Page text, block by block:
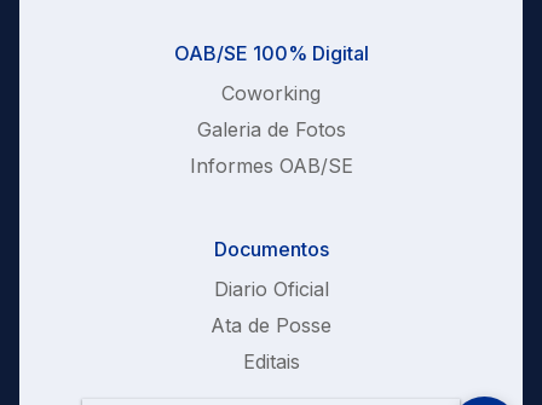
OAB/SE 100% Digital
Coworking
Galeria de Fotos
Informes OAB/SE
Documentos
Diario Oficial
Ata de Posse
Editais